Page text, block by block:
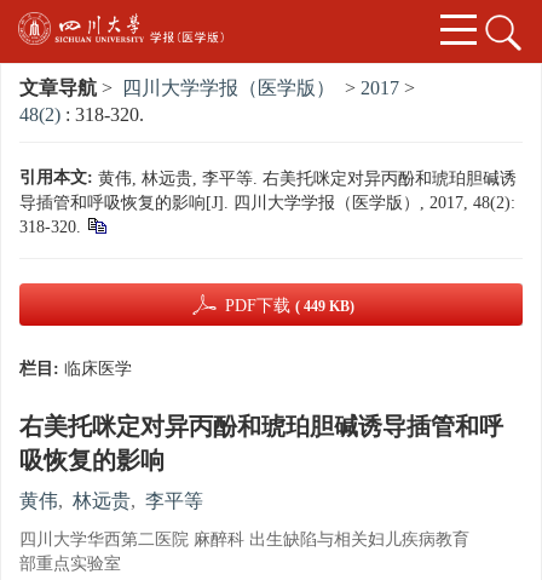
文章导航 > 四川大学学报（医学版） > 2017 >
48(2) : 318-320.
引用本文: 黄伟, 林远贵, 李平等. 右美托咪定对异丙酚和琥珀胆碱诱
导插管和呼吸恢复的影响[J]. 四川大学学报（医学版）, 2017, 48(2):
318-320.
PDF下载 ( 449 KB)
栏目: 临床医学
右美托咪定对异丙酚和琥珀胆碱诱导插管和呼
吸恢复的影响
黄伟, 林远贵, 李平等
四川大学华西第二医院 麻醉科 出生缺陷与相关妇儿疾病教育
部重点实验室